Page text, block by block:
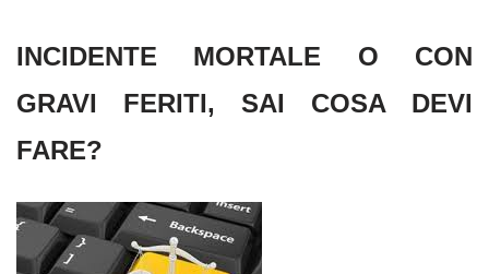
INCIDENTE MORTALE O CON
GRAVI FERITI, SAI COSA DEVI
FARE?